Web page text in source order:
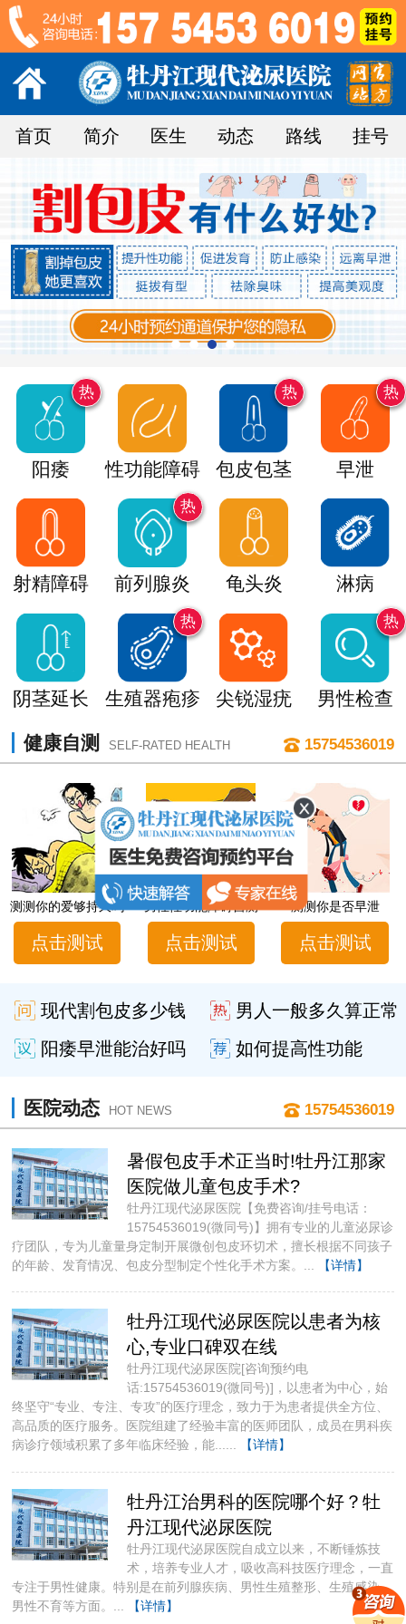
首页 简介 医生 动态 路线 挂号
热
阳痿 性功能障碍
热
包皮包茎
热
早泄
射精障碍
热
前列腺炎 龟头炎 淋病
阴茎延长
热
生殖器疱疹 尖锐湿疣
热
男性检查
健康自测 SELF-RATED HEALTH 15754536019
测测你的爱够持久吗
点击测试
男性性功能障碍自测
点击测试
测测你是否早泄
点击测试
现代割包皮多少钱
男人一般多久算正常
阳痿早泄能治好吗
如何提高性功能
医院动态 HOT NEWS 15754536019
暑假包皮手术正当时!牡丹江那家
医院做儿童包皮手术?
牡丹江现代泌尿医院【免费咨询/挂号电话：
15754536019(微同号)】拥有专业的儿童泌尿诊
疗团队，专为儿童量身定制开展微创包皮环切术，擅长根据不同孩子
的年龄、发育情况、包皮分型制定个性化手术方案。...
【详情】
牡丹江现代泌尿医院以患者为核
心,专业口碑双在线
牡丹江现代泌尿医院[咨询预约电
话:15754536019(微同号)]，以患者为中心，始
终坚守“专业、专注、专攻”的医疗理念，致力于为患者提供全方位、
高品质的医疗服务。医院组建了经验丰富的医师团队，成员在男科疾
病诊疗领域积累了多年临床经验，能......
【详情】
牡丹江治男科的医院哪个好？牡
丹江现代泌尿医院
牡丹江现代泌尿医院自成立以来，不断锤炼技
术，培养专业人才，吸收高科技医疗理念，一直
专注于男性健康。​特别是在前列腺疾病、男性生殖整形、生殖感染、
男性不育等方面。...
【详情】